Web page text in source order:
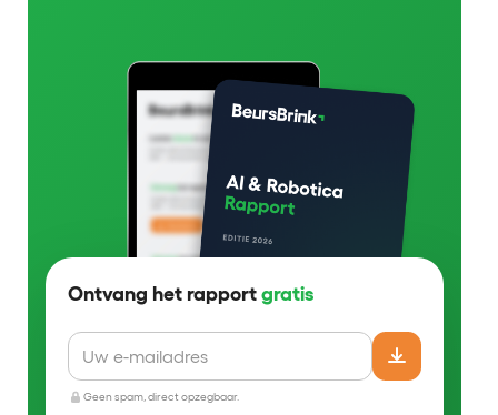
Ontvang het rapport gratis
Geen spam, direct opzegbaar.